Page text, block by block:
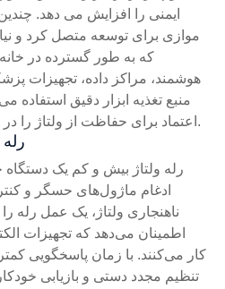
ایمنی را افزایش می دهد.
موازی برای توسعه متصل کرد و
هوشمند، مراکز داده، تجهیزات
منبع تغذیه ابزار دقیق استفاده
اعتماد برای حفاظت از ولتاژ را در اختیار کاربران قرار می دهد.
رله ولتاژ بیش و کم یک
ادغام ماژول‌های حسگر و
ناهنجاری ولتاژ، یک عمل رله
اطمینان می‌دهد که تجهیزات
تنظیم مجدد دستی و بازیابی